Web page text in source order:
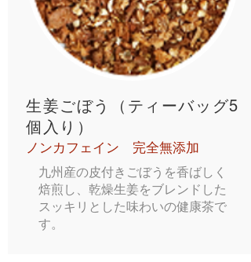
生姜ごぼう（ティーバッグ5
個入り）
ノンカフェイン 完全無添加
九州産の皮付きごぼうを香ばしく
焙煎し、乾燥生姜をブレンドした
スッキリとした味わいの健康茶で
す。